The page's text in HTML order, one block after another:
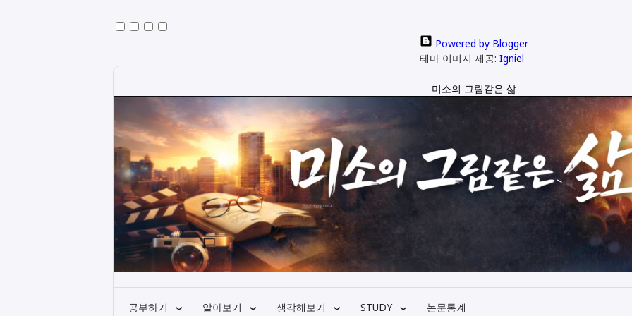
Powered by Blogger
테마 이미지 제공:Igniel
미소의 그림같은 삶
공부하기 알아보기 생각해보기 STUDY 논문통계